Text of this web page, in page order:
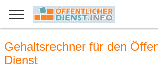
Gehaltsrechner für den
Dienst